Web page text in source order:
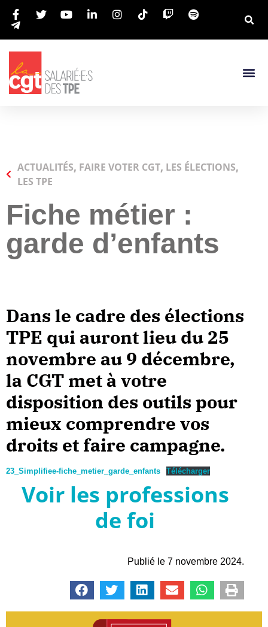
ACTUALITÉS, FAIRE VOTER CGT, LES ÉLECTIONS,
LES TPE
Fiche métier :
garde d’enfants
Dans le cadre des élections
TPE qui auront lieu du 25
novembre au 9 décembre,
la CGT met à votre
disposition des outils pour
mieux comprendre vos
droits et faire campagne.
23_Simplifiee-fiche_metier_garde_enfants Télécharger
Voir les professions
de foi
Publié le 7 novembre 2024.